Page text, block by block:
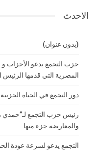
الاحدث
(بدون عنوان)
حزب التجمع يدعو الأحزاب و
المصرية التي قدمها
دور التجمع في الحياة الحزبية
رئيس حزب التجمع لـ”حمدي
والمعارضة جزء منها
التجمع يدعو لسرعة عودة